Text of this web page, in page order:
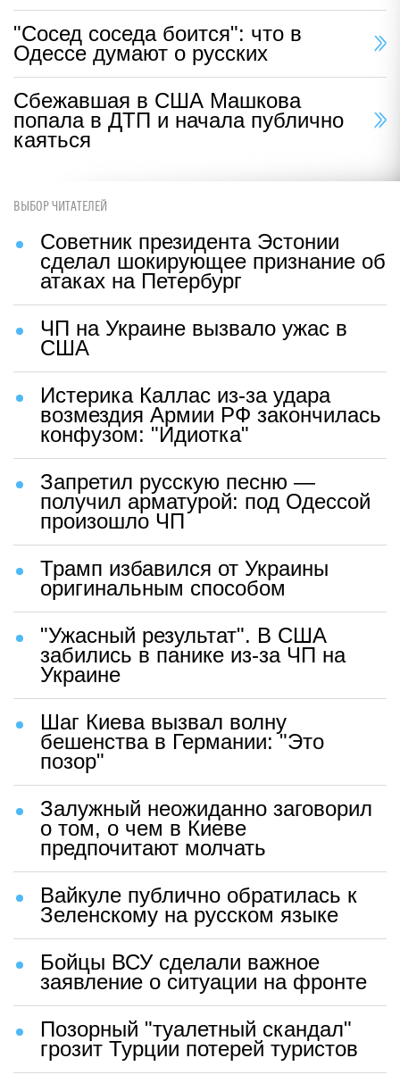
"Сосед соседа боится": что в
Одессе думают о русских
Сбежавшая в США Машкова
попала в ДТП и начала публично
каяться
ВЫБОР ЧИТАТЕЛЕЙ
Советник президента Эстонии
сделал шокирующее признание об
атаках на Петербург
ЧП на Украине вызвало ужас в
США
Истерика Каллас из-за удара
возмездия Армии РФ закончилась
конфузом: "Идиотка"
Запретил русскую песню —
получил арматурой: под Одессой
произошло ЧП
Трамп избавился от Украины
оригинальным способом
"Ужасный результат". В США
забились в панике из-за ЧП на
Украине
Шаг Киева вызвал волну
бешенства в Германии: "Это
позор"
Залужный неожиданно заговорил
о том, о чем в Киеве
предпочитают молчать
Вайкуле публично обратилась к
Зеленскому на русском языке
Бойцы ВСУ сделали важное
заявление о ситуации на фронте
Позорный "туалетный скандал"
грозит Турции потерей туристов